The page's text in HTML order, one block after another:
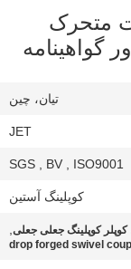
متحرک
تیان، چین
JET
SGS , BV , ISO9001
کوپلینگ آستین
کوپلر کوپلینگ جعلی جعلی,
drop forged swivel